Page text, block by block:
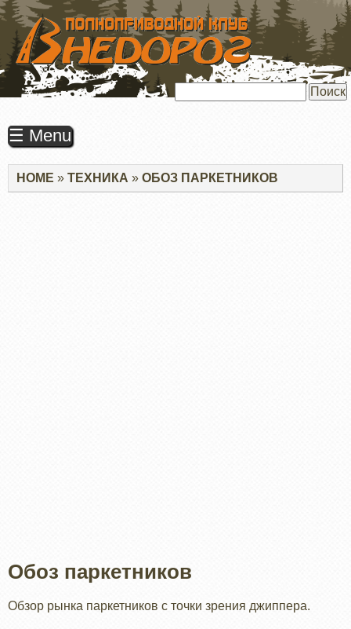
ПЕРЕЙТИ
ОСНОВНОМУ
СОДЕРЖАНИЮ
☰ Menu
Строка
навигации
HOME ТЕХНИКА ОБОЗ ПАРКЕТНИКОВ
Обоз паркетников
Обзор рынка паркетников с точки зрения джиппера.